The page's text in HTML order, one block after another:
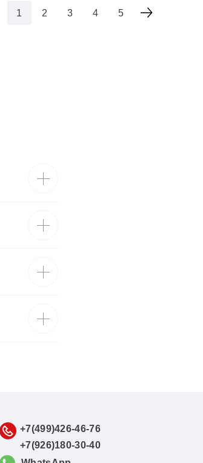
1 2 3 4 5
+7(499)426-46-76
+7(926)180-30-40